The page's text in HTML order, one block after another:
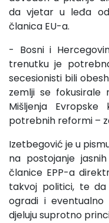
da vjetar u leđa
članica EU-a.
- Bosni i
trenutku je
secesionisti bili
zemlji se fokusirale
Mišljenja
potrebnih reformi –
Izetbegović je u
na postojanje
članice EPP-a
takvoj politici, te
ogradi i eventualno
djeluju suprotno